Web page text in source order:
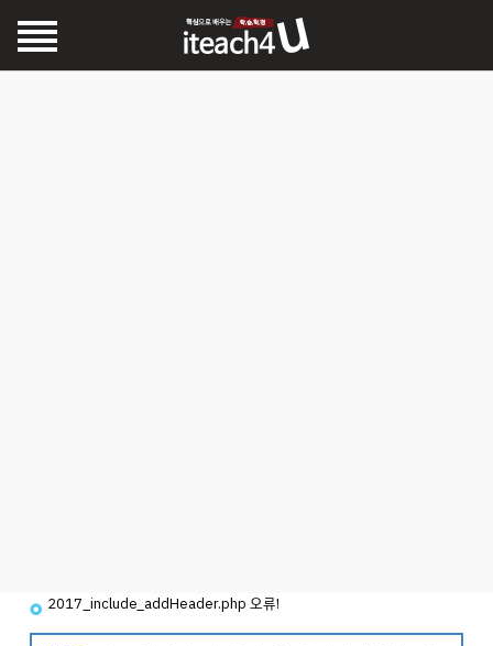
2017_include_addHeader.php 오류!